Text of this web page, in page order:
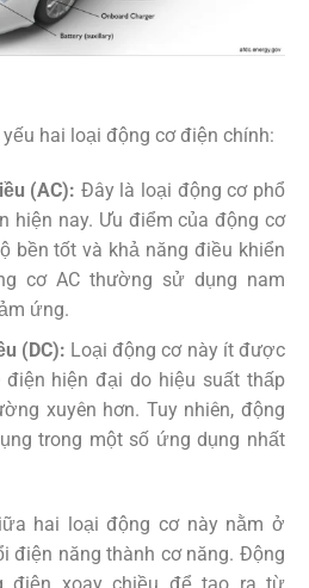
hai loại động cơ điện chính:
(AC): Đây là loại động cơ phổ
hiện nay. Ưu điểm của động cơ
bền tốt và khả năng điều khiển
cơ AC thường sử dụng nam
ứng.
(DC): Loại động cơ này ít được
hiện đại do hiệu suất thấp
xuyên hơn. Tuy nhiên, động
trong một số ứng dụng nhất
hai loại động cơ này nằm ở
điện năng thành cơ năng. Động